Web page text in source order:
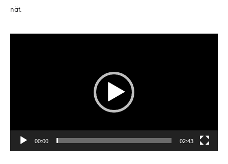
nät.
00:00 02:43